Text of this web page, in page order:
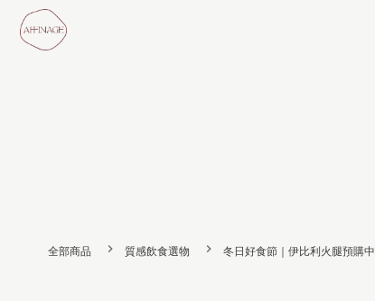
全部商品 質感飲食選物 冬日好食節｜伊比利火腿預購中